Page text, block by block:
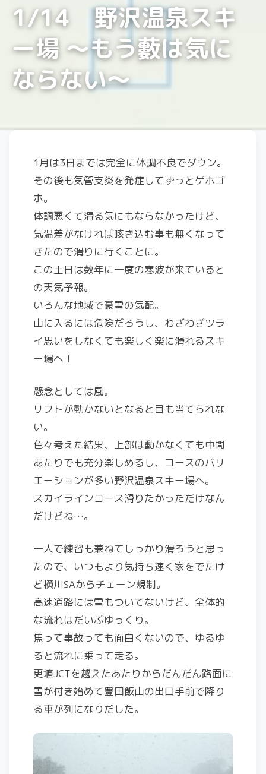
1/14 野沢温泉スキ
ー場 ～もう藪は気に
ならない～
1月は3日までは完全に体調不良でダウン。
その後も気管支炎を発症してずっとゲホゴ
ホ。
体調悪くて滑る気にもならなかったけど、
気温差がなければ咳き込む事も無くなって
きたので滑りに行くことに。
この土日は数年に一度の寒波が来ていると
の天気予報。
いろんな地域で豪雪の気配。
山に入るには危険だろうし、わざわざツラ
イ思いをしなくても楽しく楽に滑れるスキ
ー場へ！
懸念としては風。
リフトが動かないとなると目も当てられな
い。
色々考えた結果、上部は動かなくても中間
あたりでも充分楽しめるし、コースのバリ
エーションが多い野沢温泉スキー場へ。
スカイラインコース滑りたかっただけなん
だけどね…。
一人で練習も兼ねてしっかり滑ろうと思っ
たので、いつもより気持ち速く家をでたけ
ど横川SAからチェーン規制。
高速道路には雪もついてないけど、全体的
な流れはだいぶゆっくり。
焦って事故っても面白くないので、ゆるゆ
ると流れに乗って走る。
更埴JCTを越えたあたりからだんだん路面に
雪が付き始めて豊田飯山の出口手前で降り
る車が列になりだした。